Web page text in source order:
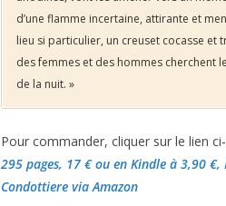
d’une flamme incertaine, attirante et
lieu si particulier, un creuset cocasse et
des femmes et des hommes cherchent
de la nuit. »
Pour commander, cliquer sur le lien
295 pages, 17 €ou en Kindle à 3,90 €,
Condottiere via Amazon